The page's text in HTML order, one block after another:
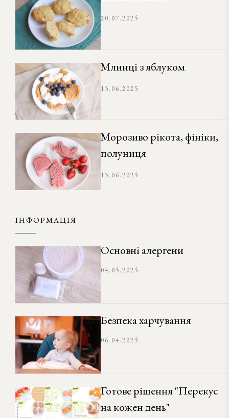
20.07.2025
Млинці з яблуком
15.06.2025
Морозиво рікота, фініки,
полуниця
13.06.2025
ІНФОРМАЦІЯ
Основні алергени
04.05.2025
Безпека харчування
06.04.2025
Готове рішення "Перекус
на кожен день"